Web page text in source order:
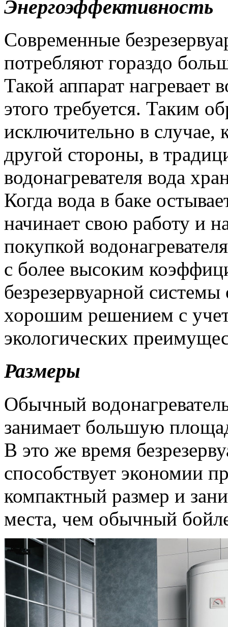
Энергоэффективность
Современные
потребляют гораздо
Такой аппарат нагревает
этого требуется. Таким
исключительно в случае,
другой стороны, в
водонагревателя вода
Когда вода в баке
начинает свою работу и
покупкой
с более высоким
безрезервуарной
хорошим решением с
экологических
Размеры
Обычный
занимает большую
В это же время
способствует экономии
компактный размер и
места, чем обычный